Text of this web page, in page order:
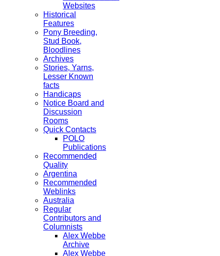
Websites
Historical
Features
Pony Breeding,
Stud Book,
Bloodlines
Archives
Stories, Yarns,
Lesser Known
facts
Handicaps
Notice Board and
Discussion
Rooms
Quick Contacts
POLO
Publications
Recommended
Quality
Argentina
Recommended
Weblinks
Australia
Regular
Contributors and
Columnists
Alex Webbe
Archive
Alex Webbe